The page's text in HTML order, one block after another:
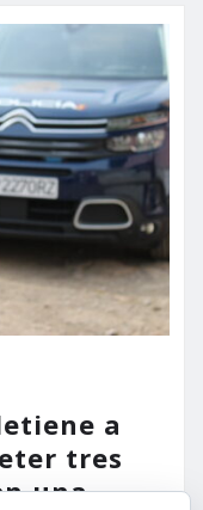
a
tres
una